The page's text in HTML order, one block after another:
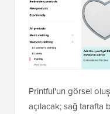
Printful'un görsel
açılacak; sağ tarafta